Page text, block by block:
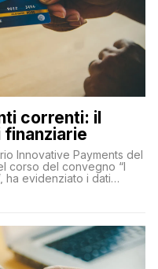
correnti: il
Innovative Payments del
corso del convegno “I
ha evidenziato i dati
alle